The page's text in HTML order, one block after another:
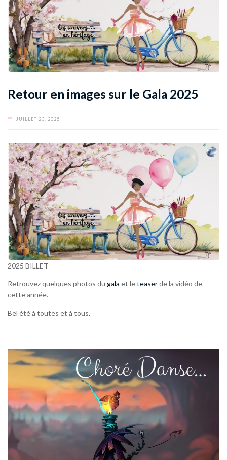
Retour en images sur le Gala 2025
JUILLET 23, 2025
2025 BILLET
Retrouvez quelques photos du gala et leteaserde la vidéo de
cette année.
Bel été à toutes et à tous.